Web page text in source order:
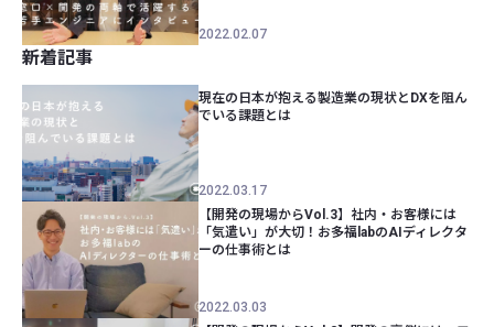
2022.02.07
新着記事
現在の日本が抱える製造業の現状とDXを阻ん
でいる課題とは
2022.03.17
【開発の現場からVol.3】社内・お客様には
「気遣い」が大切！お多福labのAIディレクタ
ーの仕事術とは
2022.03.03